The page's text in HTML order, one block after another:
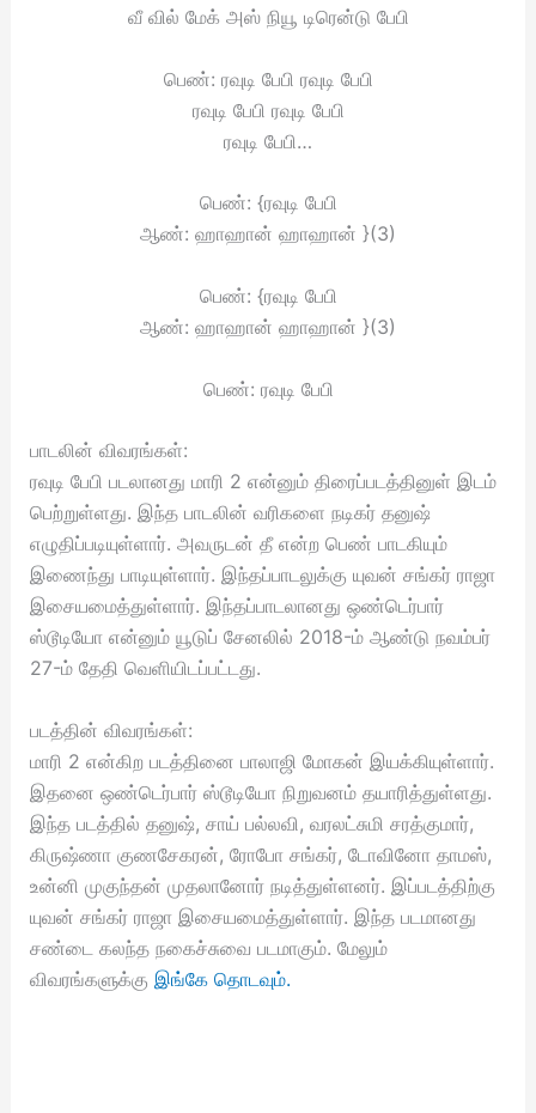
வீ வில் மேக் அஸ் நியூ டிரென்டு பேபி
பெண்: ரவுடி பேபி ரவுடி பேபி
ரவுடி பேபி ரவுடி பேபி
ரவுடி பேபி…
பெண்: {ரவுடி பேபி
ஆண்: ஹாஹான் ஹாஹான் }(3)
பெண்: {ரவுடி பேபி
ஆண்: ஹாஹான் ஹாஹான் }(3)
பெண்: ரவுடி பேபி
பாடலின் விவரங்கள்:
ரவுடி பேபி படலானது மாரி 2 என்னும் திரைப்படத்தினுள் இடம்
பெற்றுள்ளது. இந்த பாடலின் வரிகளை நடிகர் தனுஷ்
எழுதிப்படியுள்ளார். அவருடன் தீ என்ற பெண் பாடகியும்
இணைந்து பாடியுள்ளார். இந்தப்பாடலுக்கு யுவன் சங்கர் ராஜா
இசையமைத்துள்ளார். இந்தப்பாடலானது ஒண்டெர்பார்
ஸ்டூடியோ என்னும் யூடுப் சேனலில் 2018-ம் ஆண்டு நவம்பர்
27-ம் தேதி வெளியிடப்பட்டது.
படத்தின் விவரங்கள்:
மாரி 2 என்கிற படத்தினை பாலாஜி மோகன் இயக்கியுள்ளார்.
இதனை ஒண்டெர்பார் ஸ்டூடியோ நிறுவனம் தயாரித்துள்ளது.
இந்த படத்தில் தனுஷ், சாய் பல்லவி, வரலட்சுமி சரத்குமார்,
கிருஷ்ணா குணசேகரன், ரோபோ சங்கர், டோவினோ தாமஸ்,
உன்னி முகுந்தன் முதலானோர் நடித்துள்ளனர். இப்படத்திற்கு
யுவன் சங்கர் ராஜா இசையமைத்துள்ளார். இந்த படமானது
சண்டை கலந்த நகைச்சுவை படமாகும். மேலும்
விவரங்களுக்கு இங்கே தொடவும்.